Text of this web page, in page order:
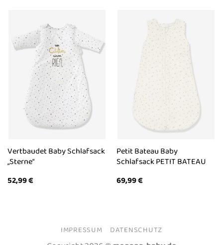
Vertbaudet Baby Schlafsack
„Sterne“
52,99€
Petit Bateau Baby
Schlafsack PETIT BATEAU
69,99€
IMPRESSUM DATENSCHUTZ